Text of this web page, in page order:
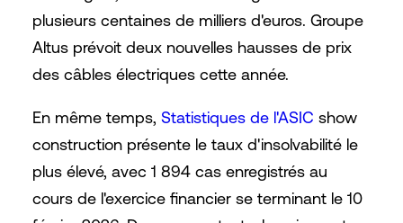
plusieurs centaines de milliers d'euros. Groupe
Altus prévoit deux nouvelles hausses de prix
des câbles électriques cette année.
En même temps, Statistiques de l'ASIC show
construction présente le taux d'insolvabilité le
plus élevé, avec 1 894 cas enregistrés au
cours de l'exercice financier se terminant le 10